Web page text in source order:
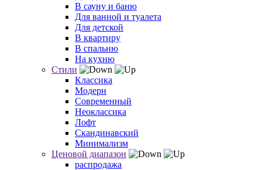
В сауну и баню
Для ванной и туалета
Для детской
В квартиру
В спальню
На кухню
Стили
Классика
Модерн
Современный
Неоклассика
Лофт
Скандинавский
Минимализм
Ценовой диапазон
распродажа